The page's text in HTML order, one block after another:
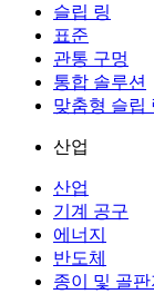
슬립 링
표준
관통 구멍
통합 솔루션
맞춤형 슬립
산업
산업
기계 공구
에너지
반도체
종이 및 골